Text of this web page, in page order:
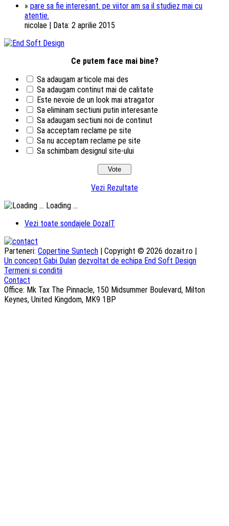
» pare sa fie interesant. pe viitor am sa il studiez mai cu
atentie.
nicolae | Data: 2 aprilie 2015
Ce putem face mai bine?
Sa adaugam articole mai des
Sa adaugam continut mai de calitate
Este nevoie de un look mai atragator
Sa eliminam sectiuni putin interesante
Sa adaugam sectiuni noi de continut
Sa acceptam reclame pe site
Sa nu acceptam reclame pe site
Sa schimbam designul site-ului
Vezi Rezultate
Loading ...
Vezi toate sondajele DozaIT
Parteneri: Copertine Suntech | Copyright © 2026 dozait.ro |
Un concept Gabi Dulan dezvoltat de echipa End Soft Design
Termeni si conditii
Contact
Office: Mk Tax The Pinnacle, 150 Midsummer Boulevard, Milton
Keynes, United Kingdom, MK9 1BP